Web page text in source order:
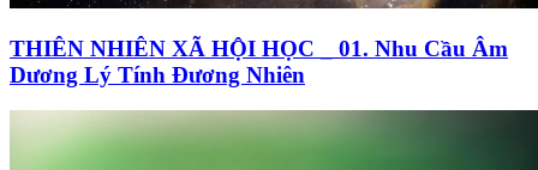
THIÊN NHIÊN XÃ HỘI HỌC _ 01. Nhu Cầu Âm
Dương Lý Tính Đương Nhiên